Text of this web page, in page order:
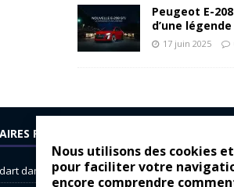
Nous utilisons des cookies
pour faciliter votre
encore comprendre
Peugeot E-
d’une légende
17 juin 2025
RÉCENTS
dans Dacia Sandero : pour les gens vrais